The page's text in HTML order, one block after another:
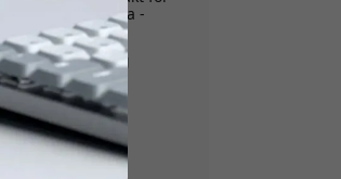
och surfplatta -
snabbladdning
C PD-portar
säkerhetsskydd
Finns i lager
999 SEK